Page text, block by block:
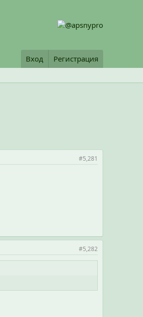
Вход Регистрация
#5,281
#5,282